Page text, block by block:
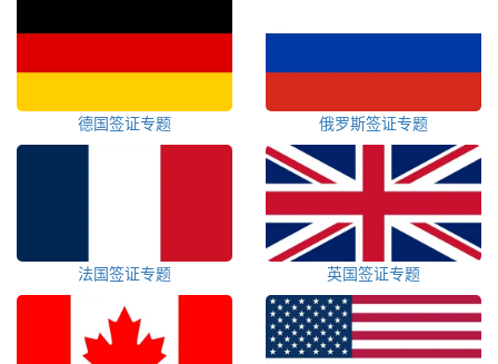
德国签证专题 俄罗斯签证专题
法国签证专题 英国签证专题